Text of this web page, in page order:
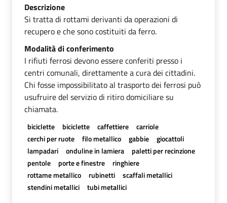
Descrizione
Si tratta di rottami derivanti da operazioni di
recupero e che sono costituiti da ferro.
Modalità di conferimento
I rifiuti ferrosi devono essere conferiti presso i
centri comunali, direttamente a cura dei cittadini.
Chi fosse impossibilitato al trasporto dei ferrosi può
usufruire del servizio di ritiro domiciliare su
chiamata.
biciclette biciclette caffettiere
carriole
cerchi per ruote
filo metallico gabbie
giocattoli
lampadari
onduline in lamiera
paletti per recinzione
pentole
porte e finestre
ringhiere
rottame metallico
rubinetti
scaffali metallici
stendini metallici
tubi metallici